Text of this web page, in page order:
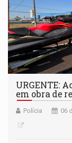
URGENTE:
em obra de
Polícia 06